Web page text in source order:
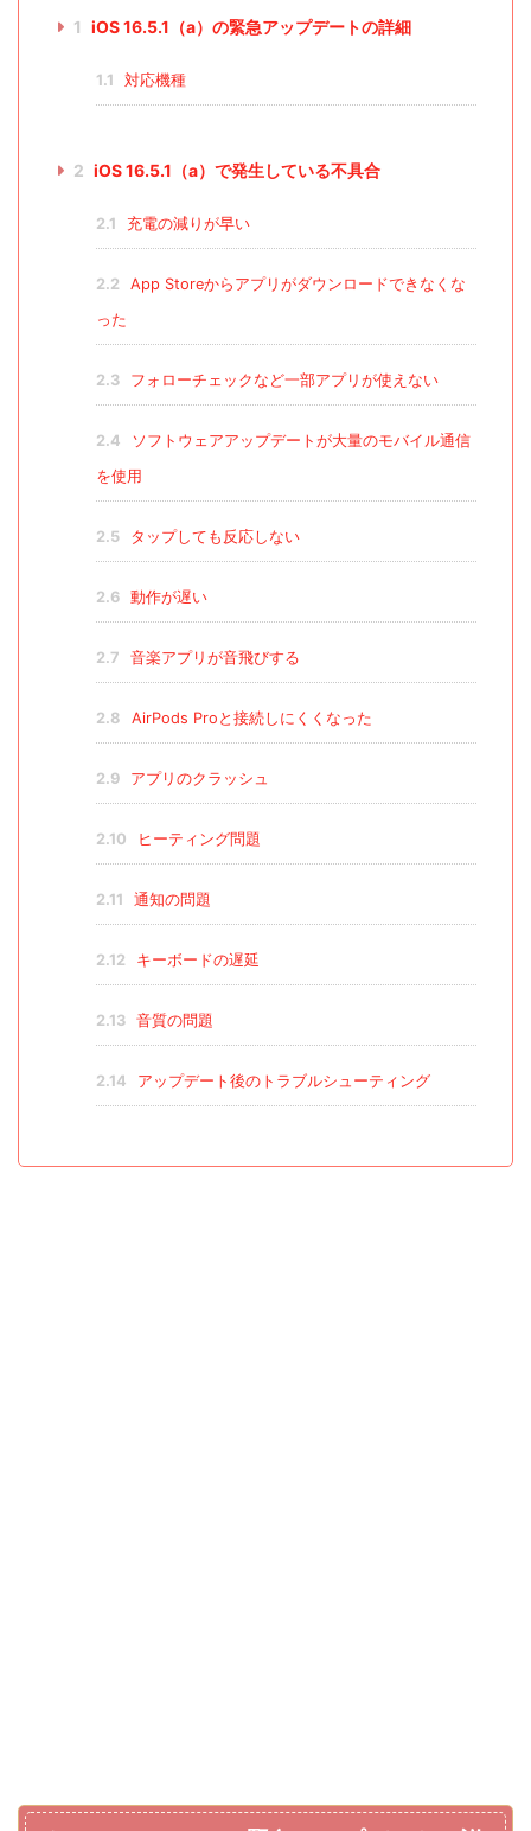
1 iOS 16.5.1（a）の緊急アップデートの詳細
1.1 対応機種
2 iOS 16.5.1（a）で発生している不具合
2.1 充電の減りが早い
2.2
App Storeからアプリがダウンロードできなくな
った
2.3 フォローチェックなど一部アプリが使えない
2.4
ソフトウェアアップデートが大量のモバイル通信
を使用
2.5 タップしても反応しない
2.6 動作が遅い
2.7 音楽アプリが音飛びする
2.8 AirPods Proと接続しにくくなった
2.9 アプリのクラッシュ
2.10 ヒーティング問題
2.11 通知の問題
2.12 キーボードの遅延
2.13 音質の問題
2.14 アップデート後のトラブルシューティング